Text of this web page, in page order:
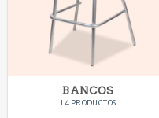
BANCOS
14 PRODUCTOS